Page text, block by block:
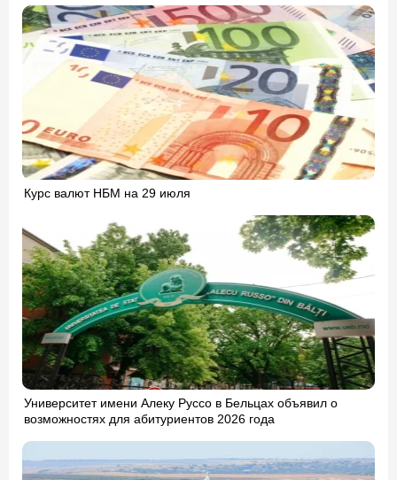
Курс валют НБМ на 29 июля
Университет имени Алеку Руссо в Бельцах объявил о
возможностях для абитуриентов 2026 года